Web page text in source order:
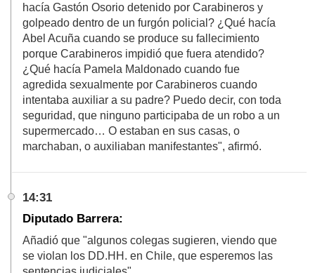
hacía Gastón Osorio detenido por Carabineros y
golpeado dentro de un furgón policial? ¿Qué hacía
Abel Acuña cuando se produce su fallecimiento
porque Carabineros impidió que fuera atendido?
¿Qué hacía Pamela Maldonado cuando fue
agredida sexualmente por Carabineros cuando
intentaba auxiliar a su padre? Puedo decir, con toda
seguridad, que ninguno participaba de un robo a un
supermercado… O estaban en sus casas, o
marchaban, o auxiliaban manifestantes", afirmó.
14:31
Diputado Barrera:
Añadió que "algunos colegas sugieren, viendo que
se violan los DD.HH. en Chile, que esperemos las